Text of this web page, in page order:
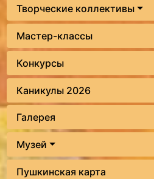
Творческие коллективы
Мастер-классы
Конкурсы
Каникулы 2026
Галерея
Музей
Пушкинская карта